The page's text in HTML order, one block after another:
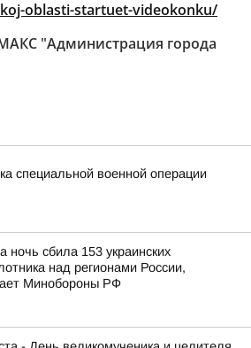
oblasti-startuet-videokonku/
"Администрация города
специальной военной операции
ночь сбила 153 украинских
над регионами России,
Минобороны РФ